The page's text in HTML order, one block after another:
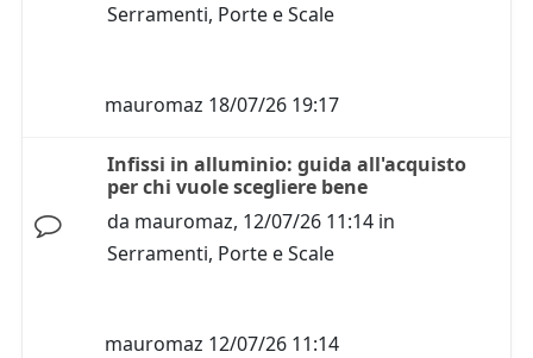
Serramenti, Porte e Scale
mauromaz 18/07/26 19:17
Infissi in alluminio: guida all'acquisto
per chi vuole scegliere bene
da mauromaz, 12/07/26 11:14 in
Serramenti, Porte e Scale
mauromaz 12/07/26 11:14